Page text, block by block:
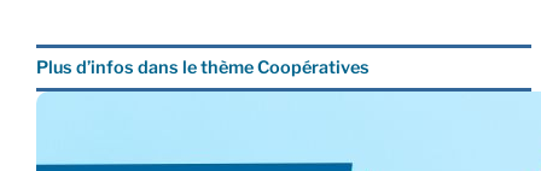
Plus d’infos dans le thème Coopératives